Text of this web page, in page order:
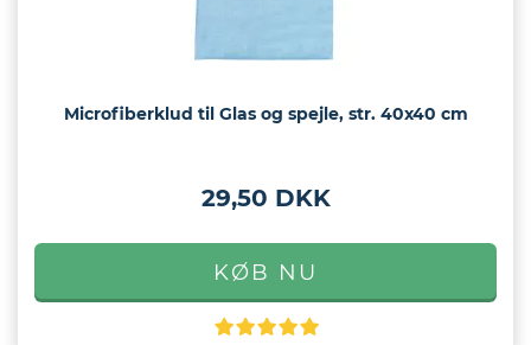
Microfiberklud til Glas og spejle, str. 40x40 cm
29,50 DKK